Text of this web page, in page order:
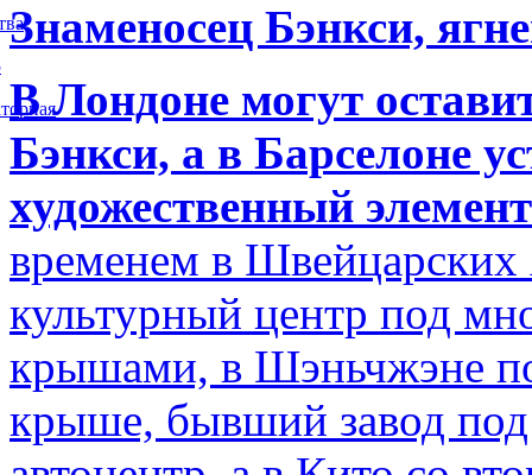
Знаменосец Бэнкси,
В Лондоне могут
Бэнкси, а в Барселоне
художественный
временем в Швейцарских
культурный центр под
крышами, в Шэньчжэне
крыше, бывший завод